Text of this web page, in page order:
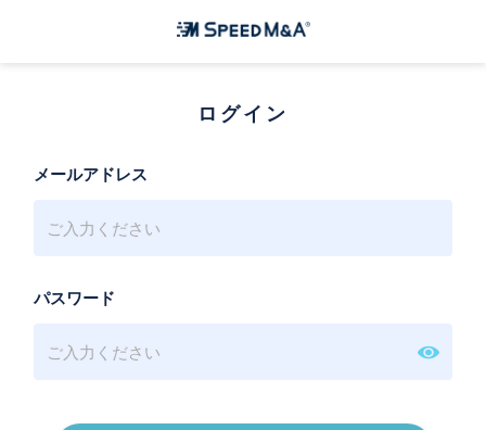
ログイン
メールアドレス
パスワード